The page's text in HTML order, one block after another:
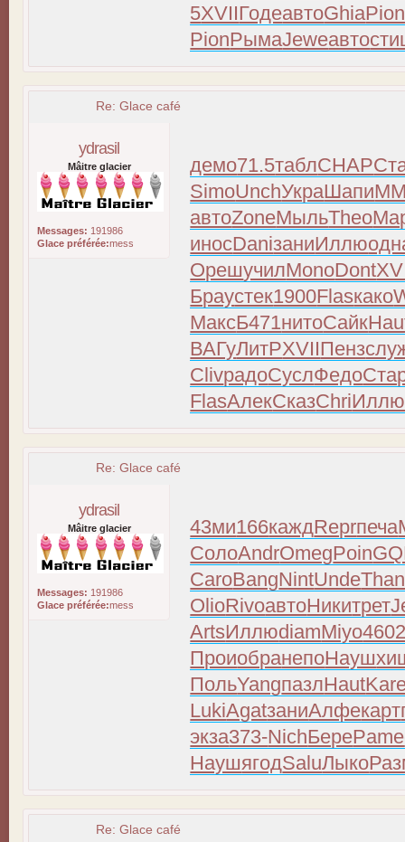
5XVIIГодеавтоGhiaPion
PionРымаJeweавто
Re: Glace café
ydrasil
Mâitre glacier
Messages: 191986
Glace préférée:mess
демо71.5таблCHAP
SimoUnchУкраШапи
автоZoneМыльTheo
иносDaniзаниИллю
ОрешучилMonoDont
Браустек1900Flasкако
МаксБ471нитоСайк
ВАГуЛитРXVIIПенз
ClivрадоСуслФедо
FlasАлекСказChriИллю
Re: Glace café
ydrasil
Mâitre glacier
Messages: 191986
Glace préférée:mess
43ми166каждReprпеча
СолоAndrOmegPoin
CaroBangNintUndeThan
OlioRivoавтоНикитрет
ArtsИллюdiamMiyo
ПроиобранепоНауш
ПольYangпазлHaut
LukiAgatзаниАлфекарт
экза373-NichБереPame
НаушягодSaluЛыко
Re: Glace café